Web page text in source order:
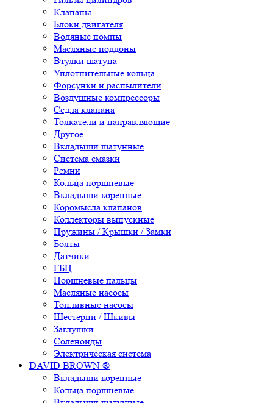
Клапаны
Блоки двигателя
Водяные помпы
Масляные поддоны
Втулки шатуна
Уплотнительные кольца
Форсунки и распылители
Воздушные компрессоры
Седла клапана
Толкатели и направляющие
Другое
Вкладыши шатунные
Система смазки
Ремни
Кольца поршневые
Вкладыши коренные
Коромысла клапанов
Коллекторы выпускные
Пружины / Крышки / Замки
Болты
Датчики
ГБЦ
Поршневые пальцы
Масляные насосы
Топливные насосы
Шестерни / Шкивы
Заглушки
Соленоиды
Электрическая система
DAVID BROWN ®
Вкладыши коренные
Кольца поршневые